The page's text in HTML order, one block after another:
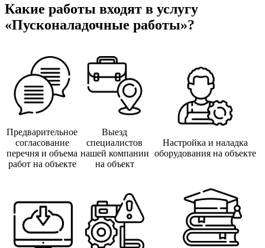
Какие работы входят в услугу
«Пусконаладочные работы»?
Предварительное
согласование
перечня и объема
работ на объекте
Выезд
специалистов
нашей компании
на объект
Настройка и наладка
оборудования на объекте